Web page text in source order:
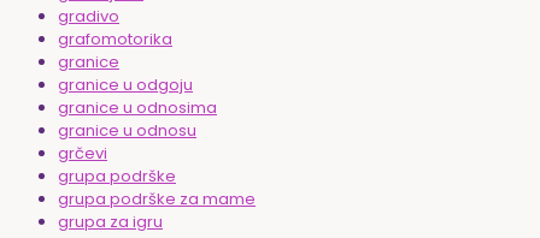
gradivo
grafomotorika
granice
granice u odgoju
granice u odnosima
granice u odnosu
grčevi
grupa podrške
grupa podrške za mame
grupa za igru